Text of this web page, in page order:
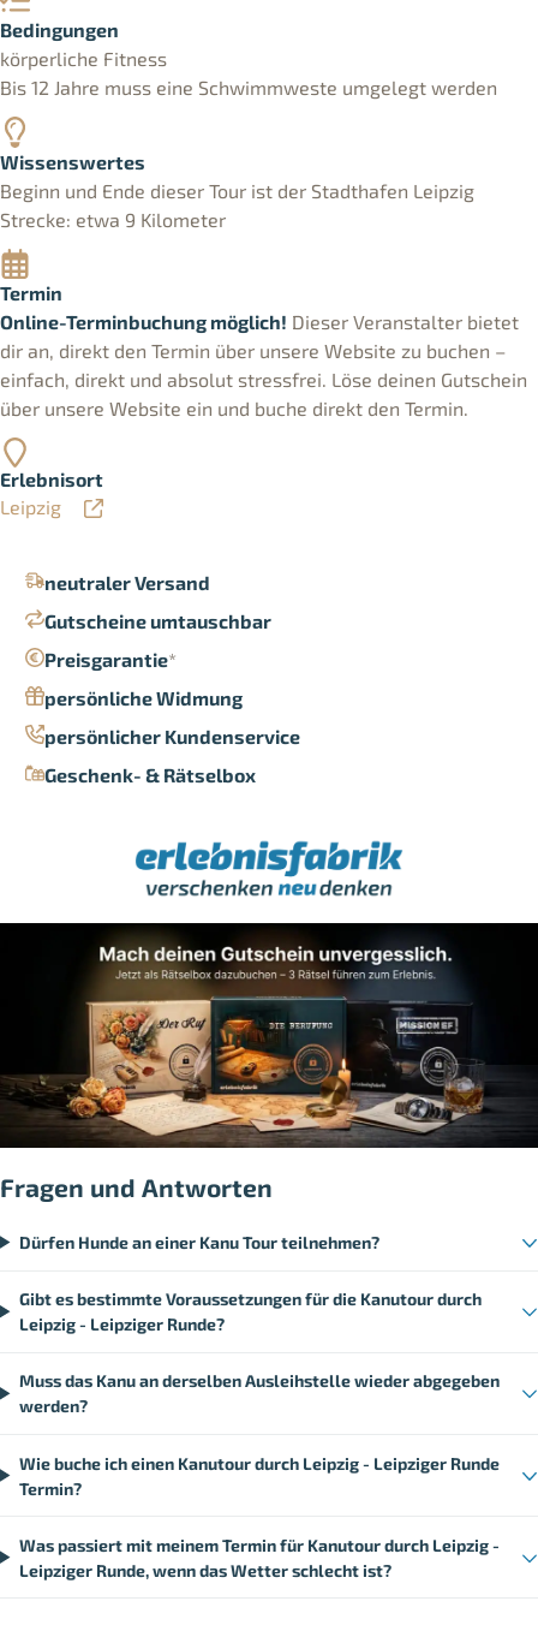
neutraler Versand
Gutscheine umtauschbar
Preisgarantie*
persönliche Widmung
persönlicher Kundenservice
Geschenk- & Rätselbox
Bedingungen
körperliche Fitness
Bis 12 Jahre muss eine Schwimmweste umgelegt werden
Wissenswertes
Beginn und Ende dieser Tour ist der Stadthafen Leipzig
Strecke: etwa 9 Kilometer
Termin
Online-Terminbuchung möglich! Dieser Veranstalter bietet
dir an, direkt den Termin über unsere Website zu buchen –
einfach, direkt und absolut stressfrei. Löse deinen Gutschein
über unsere Website ein und buche direkt den Termin.
Erlebnisort
Leipzig
Fragen und Antworten
Dürfen Hunde an einer Kanu Tour teilnehmen?
Gibt es bestimmte Voraussetzungen für die Kanutour durch
Leipzig - Leipziger Runde?
Muss das Kanu an derselben Ausleihstelle wieder abgegeben
werden?
Wie buche ich einen Kanutour durch Leipzig - Leipziger Runde
Termin?
Was passiert mit meinem Termin für Kanutour durch Leipzig -
Leipziger Runde, wenn das Wetter schlecht ist?